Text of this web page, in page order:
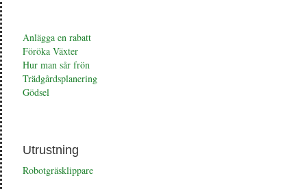
Anlägga en rabatt
Föröka Växter
Hur man sår frön
Trädgårdsplanering
Gödsel
Utrustning
Robotgräsklippare